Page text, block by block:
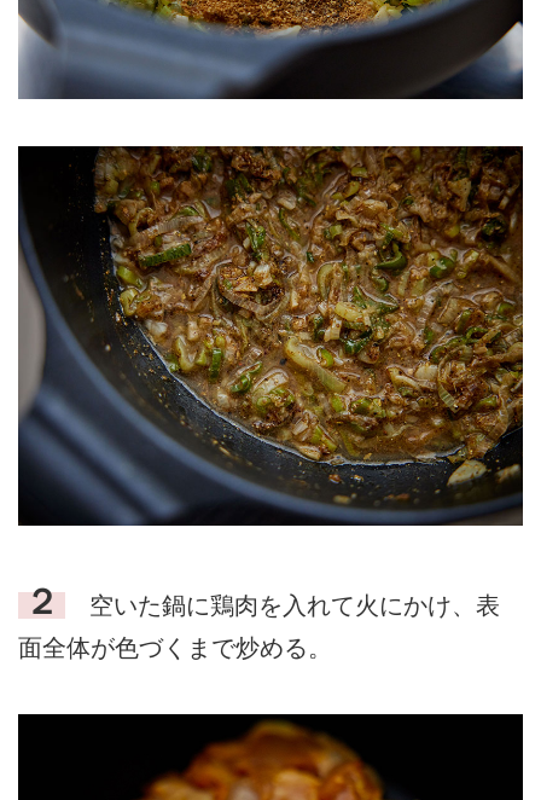
２
空いた鍋に鶏肉を入れて火にかけ、表
面全体が色づくまで炒める。